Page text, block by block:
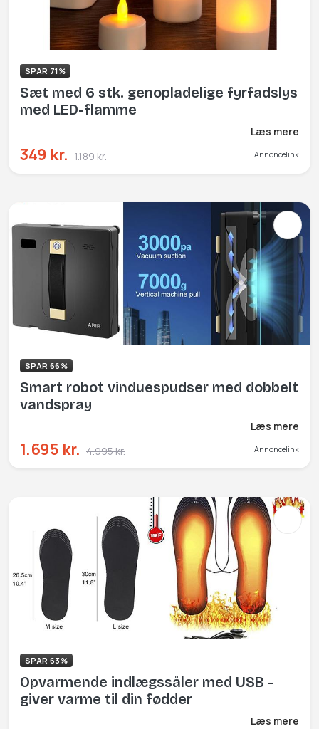
SPAR 71%
Sæt med 6 stk. genopladelige fyrfadslys
med LED-flamme
Læs mere
349 kr. 1.189 kr. Annoncelink
SPAR 66%
Smart robot vinduespudser med dobbelt
vandspray
Læs mere
1.695 kr. 4.995 kr. Annoncelink
SPAR 63%
Opvarmende indlægssåler med USB -
giver varme til din fødder
Læs mere